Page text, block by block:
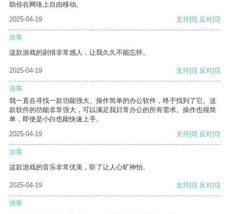
助你在网络上自由移动。
2025-04-19
支持[0] 反对[0]
游客
这款游戏的剧情非常感人，让我久久不能忘怀。
2025-04-19 支持[0] 反对[0]
游客
我一直在寻找一款功能强大、操作简单的办公软件，终于找到了它。这
款软件的功能非常强大，可以满足我日常办公的所有需求。操作也很简
单，即使是小白也能快速上手。
2025-04-19
支持[0] 反对[0]
游客
这款游戏的音乐非常优美，听了让人心旷神怡。
2025-04-19 支持[0] 反对[0]
游客